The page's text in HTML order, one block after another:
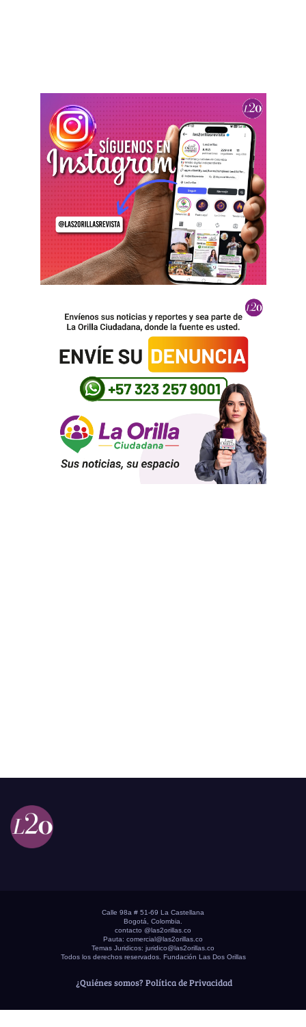
Calle 98a # 51-69 La Castellana
Bogotá, Colombia.
contacto @las2orillas.co
Pauta: comercial@las2orillas.co
Temas Juridicos: juridico@las2orillas.co
Todos los derechos reservados. Fundación Las Dos Orillas
¿Quiénes somos? Política de Privacidad